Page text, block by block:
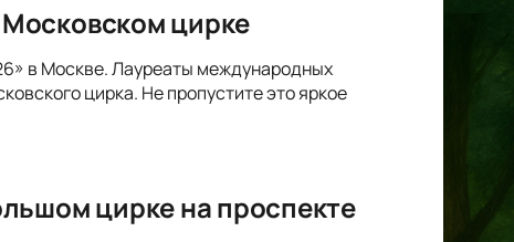
цирке
в Москве. Лауреаты международных
цирка. Не пропустите это яркое
цирке на проспекте